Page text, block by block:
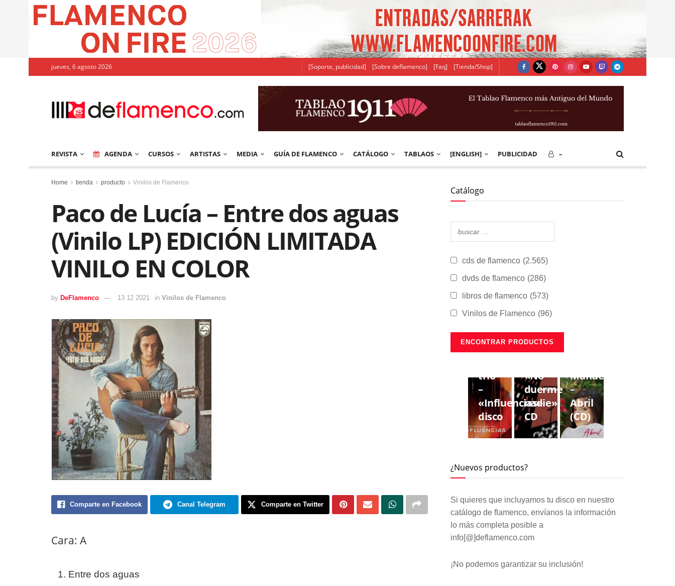
jueves, 6 agosto 2026 [Soporte, publicidad] [Sobre deflamenco] [Faq] [Tienda/Shop]
REVISTA AGENDA CURSOS ARTISTAS MEDIA GUÍA DE FLAMENCO CATÁLOGO TABLAOS [ENGLISH] PUBLICIDAD –
Home tienda producto Vinilos de Flamenco
Paco de Lucía – Entre dos aguas
(Vinilo LP) EDICIÓN LIMITADA
VINILO EN COLOR
by DeFlamenco 13 12 2021 in Vinilos de Flamenco
Comparte en Facebook Canal Telegram Comparte en Twitter
Cara: A
Entre dos aguas
Catálogo
cds de flamenco (2.565)
dvds de flamenco (286)
libros de flamenco (573)
Vinilos de Flamenco (96)
FLAMENCO
Lorenzo
trío
–
«Influencias»
disco
FLAMENCO
Gregorio
«No
duerme
nadie»
CD
Manuela
–
Abril
(CD)
¿Nuevos productos?
Si quieres que incluyamos tu disco en nuestro
catálogo de flamenco, envíanos la información
lo más completa posible a
info[@]deflamenco.com
¡No podemos garantizar su inclusión!